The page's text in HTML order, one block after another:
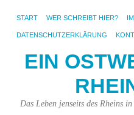
START WER SCHREIBT HIER?
DATENSCHUTZERKLÄRUNG
EIN
Das Leben jenseits des Rheins